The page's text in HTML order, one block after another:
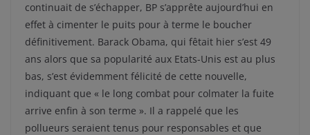
continuait de s’échapper, BP s’apprête aujourd’hui en
effet à cimenter le puits pour à terme le boucher
définitivement. Barack Obama, qui fêtait hier s’est 49
ans alors que sa popularité aux Etats-Unis est au plus
bas, s’est évidemment félicité de cette nouvelle,
indiquant que « le long combat pour colmater la fuite
arrive enfin à son terme ». Il a rappelé que les
pollueurs seraient tenus pour responsables et que